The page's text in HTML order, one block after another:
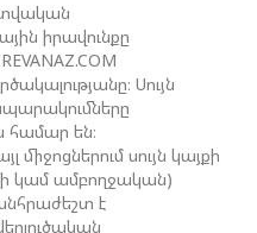
իրավունքը
Սույն
են։
միջոցներում սույն կայքի
կամ ամբողջական)
է